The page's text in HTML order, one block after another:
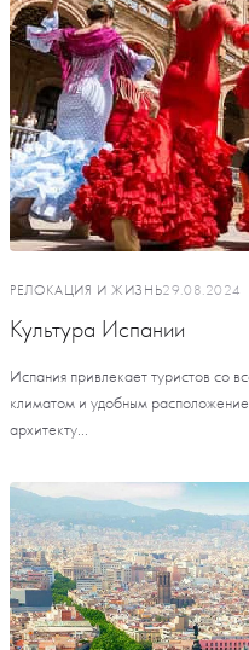
РЕЛОКАЦИЯ И ЖИЗНЬ29.08.2024
Культура Испании
Испания привлекает туристов со
климатом и удобным
архитекту...